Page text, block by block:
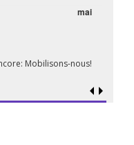
mai
Mobilisons-nous!